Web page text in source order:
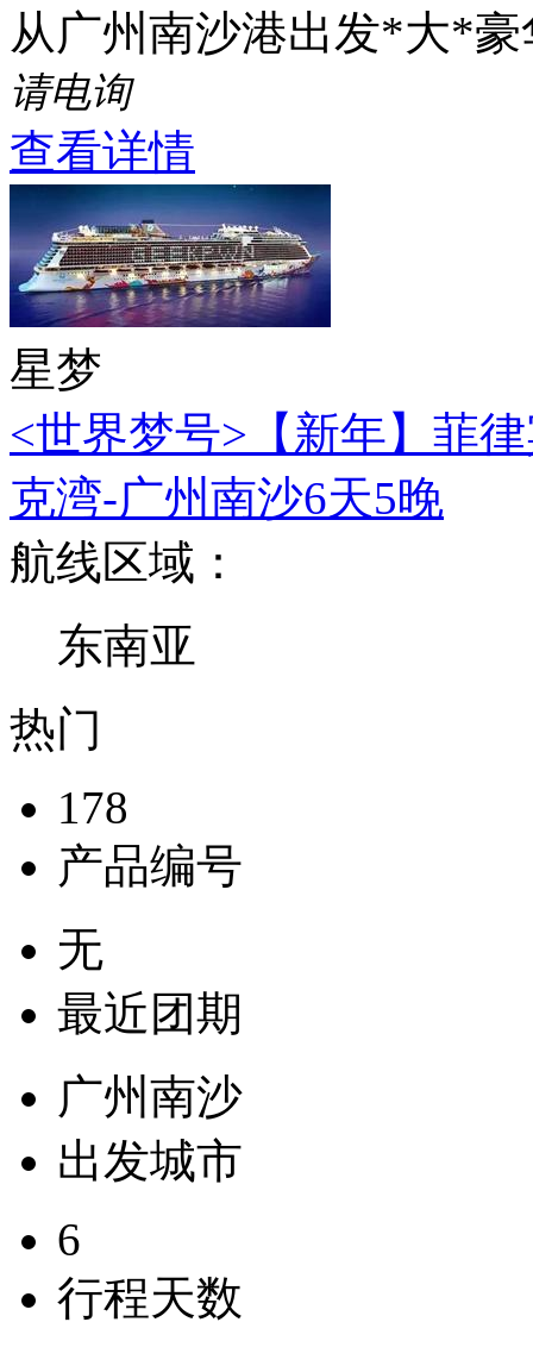
从广州南沙港出发*大*
请电询
查看详情
星梦
<世界梦号>【新年】菲
克湾-广州南沙6天5晚
航线区域：
东南亚
热门
178
产品编号
无
最近团期
广州南沙
出发城市
6
行程天数